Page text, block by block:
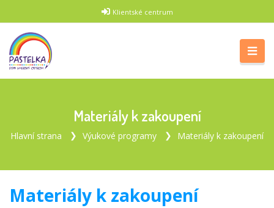
Klientské centrum
Materiály k zakoupení
Hlavní strana Výukové programy Materiály k zakoupení
Materiály k zakoupení